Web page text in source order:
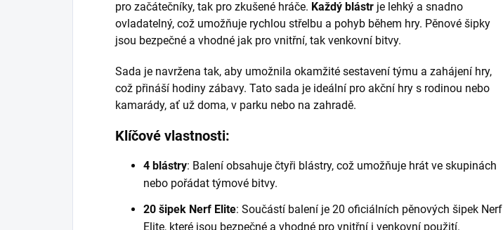
pro začátečníky, tak pro zkušené hráče. Každý blástr je lehký a snadno
ovladatelný, což umožňuje rychlou střelbu a pohyb během hry. Pěnové šipky
jsou bezpečné a vhodné jak pro vnitřní, tak venkovní bitvy.
Sada je navržena tak, aby umožnila okamžité sestavení týmu a zahájení hry,
což přináší hodiny zábavy. Tato sada je ideální pro akční hry s rodinou nebo
kamarády, ať už doma, v parku nebo na zahradě.
Klíčové vlastnosti:
4 blástry: Balení obsahuje čtyři blástry, což umožňuje hrát ve skupinách
nebo pořádat týmové bitvy.
20 šipek Nerf Elite: Součástí balení je 20 oficiálních pěnových šipek Nerf
Elite, které jsou bezpečné a vhodné pro vnitřní i venkovní použití.